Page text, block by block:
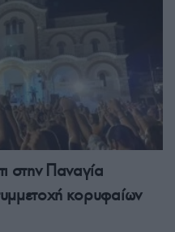
στην Παναγία
κορυφαίων